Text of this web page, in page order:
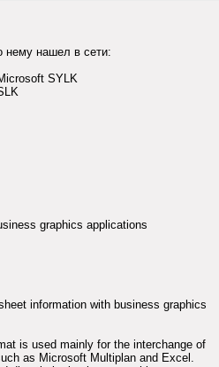
нему нашел в сети:
SYLK
graphics applications
information with business graphics
is used mainly for the interchange of
as Microsoft Multiplan and Excel.